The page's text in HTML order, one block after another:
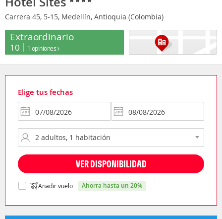
Carrera 45, 5-15, Medellín, Antioquia (Colombia)
Extraordinario
10 1 opiniones
Elige tus fechas
VER DISPONIBILIDAD
Añadir vuelo ahorra hasta un 20%